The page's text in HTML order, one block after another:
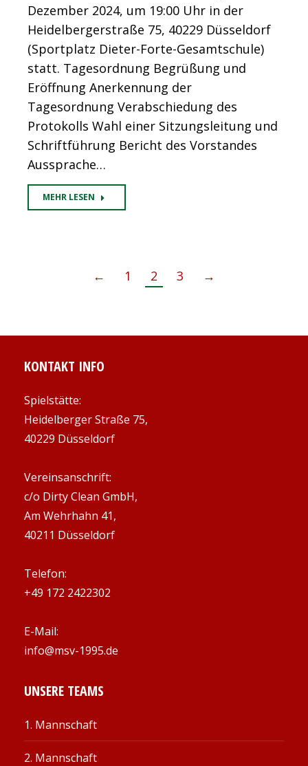
Dezember 2024, um 19:00 Uhr in der
Heidelbergerstraße 75, 40229 Düsseldorf
(Sportplatz Dieter-Forte-Gesamtschule)
statt. Tagesordnung Begrüßung und
Eröffnung Anerkennung der
Tagesordnung Verabschiedung des
Protokolls Wahl einer Sitzungsleitung und
Schriftführung Bericht des Vorstandes
Aussprache…
MEHR LESEN
← 1 2 3 →
KONTAKT INFO
Spielstätte:
Heidelberger Straße 75,
40229 Düsseldorf
Vereinsanschrift:
c/o Dirty Clean GmbH,
Am Wehrhahn 41,
40211 Düsseldorf
Telefon:
+49 172 2422302
E-Mail:
info@msv-1995.de
UNSERE TEAMS
1. Mannschaft
2. Mannschaft